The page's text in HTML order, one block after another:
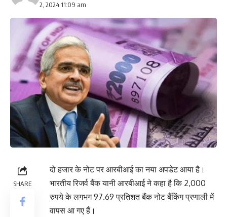
2, 2024 11:09 am
SHARE
दो हजार के नोट पर आरबीआई का नया अपडेट आया है।
भारतीय रिजर्व बैंक यानी आरबीआई ने कहा है कि 2,000
रुपये के लगभग 97.69 प्रतिशत बैंक नोट बैंकिंग प्रणाली में
वापस आ गए हैं।